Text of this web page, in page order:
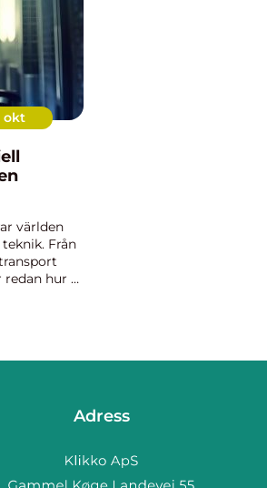
okt
världen
Från
hur vi
Adress